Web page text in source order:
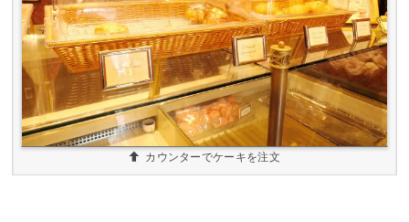
カウンターでケーキを注文